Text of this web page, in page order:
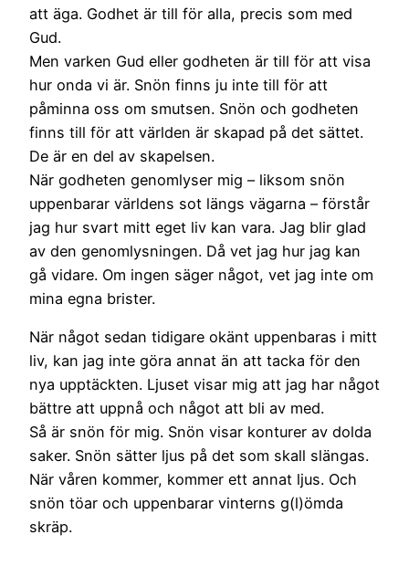
att äga. Godhet är till för alla, precis som med
Gud.
Men varken Gud eller godheten är till för att visa
hur onda vi är. Snön finns ju inte till för att
påminna oss om smutsen. Snön och godheten
finns till för att världen är skapad på det sättet.
De är en del av skapelsen.
När godheten genomlyser mig – liksom snön
uppenbarar världens sot längs vägarna – förstår
jag hur svart mitt eget liv kan vara. Jag blir glad
av den genomlysningen. Då vet jag hur jag kan
gå vidare. Om ingen säger något, vet jag inte om
mina egna brister.
När något sedan tidigare okänt uppenbaras i mitt
liv, kan jag inte göra annat än att tacka för den
nya upptäckten. Ljuset visar mig att jag har något
bättre att uppnå och något att bli av med.
Så är snön för mig. Snön visar konturer av dolda
saker. Snön sätter ljus på det som skall slängas.
När våren kommer, kommer ett annat ljus. Och
snön töar och uppenbarar vinterns g(l)ömda
skräp.